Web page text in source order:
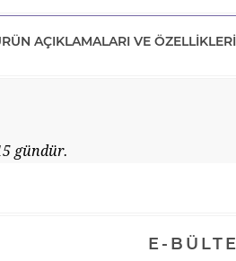
AÇIKLAMALARI VE ÖZELLIKLERI
gündür.
E-